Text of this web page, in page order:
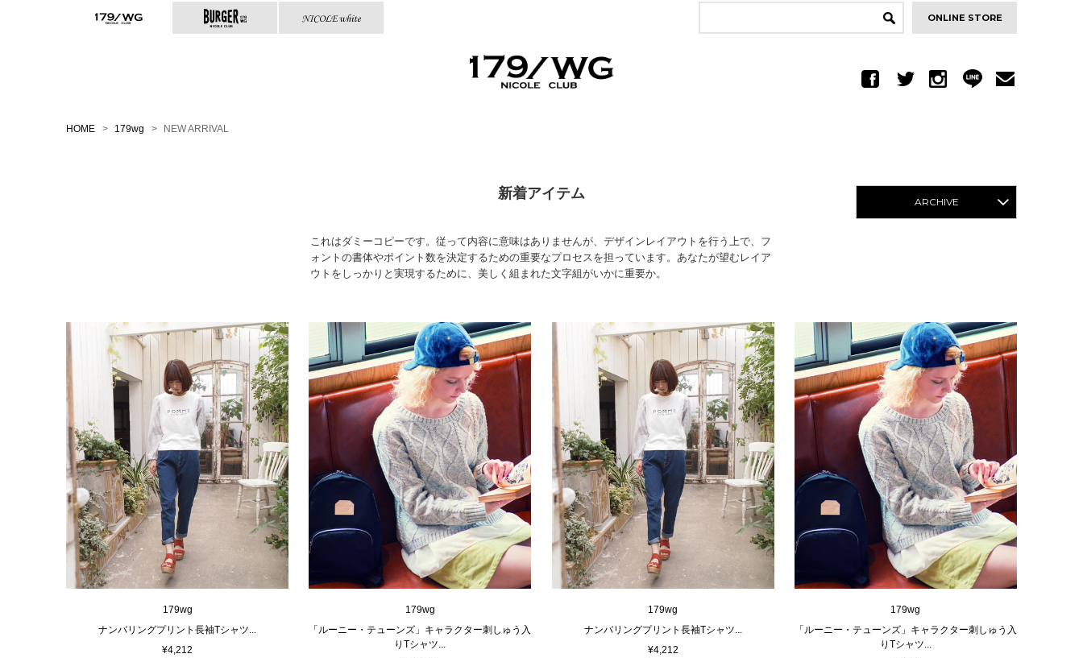
ONLINE STORE
HOME > 179wg > NEW ARRIVAL
ARCHIVE
新着アイテム
これはダミーコピーです。従って内容に意味はありませんが、デザインレイアウトを行う上で、フ
ォントの書体やポイント数を決定するための重要なプロセスを担っています。あなたが望むレイア
ウトをしっかりと実現するために、美しく組まれた文字組がいかに重要か。
179wg
ナンバリングプリント長袖Tシャツ...
¥4,212
179wg
「ルーニー・テューンズ」キャラクター刺しゅう入
りTシャツ...
179wg
ナンバリングプリント長袖Tシャツ...
¥4,212
179wg
「ルーニー・テューンズ」キャラクター刺しゅう入
りTシャツ...